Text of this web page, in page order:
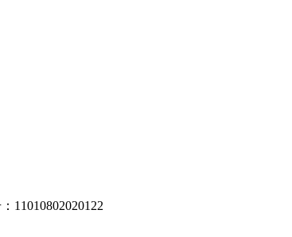
11010802020122